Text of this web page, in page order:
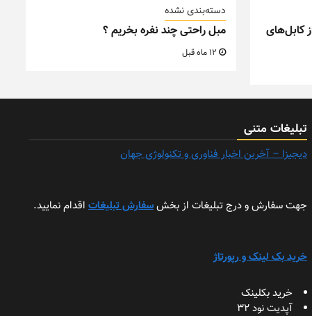
کابل‌های
دسته‌بندی نشده
مبل راحتی چند نفره بخریم ؟
تبلیغات متنی
دیجیزا – آخرین اخبار فناوری و تکنولوژی جهان
جهت سفارش و درج تبلیغات از بخشسفارش تبلیغات اقدام نمایید.
خرید بک لینک و رپورتاژ
خرید بکلینک
آپدیت نود 32